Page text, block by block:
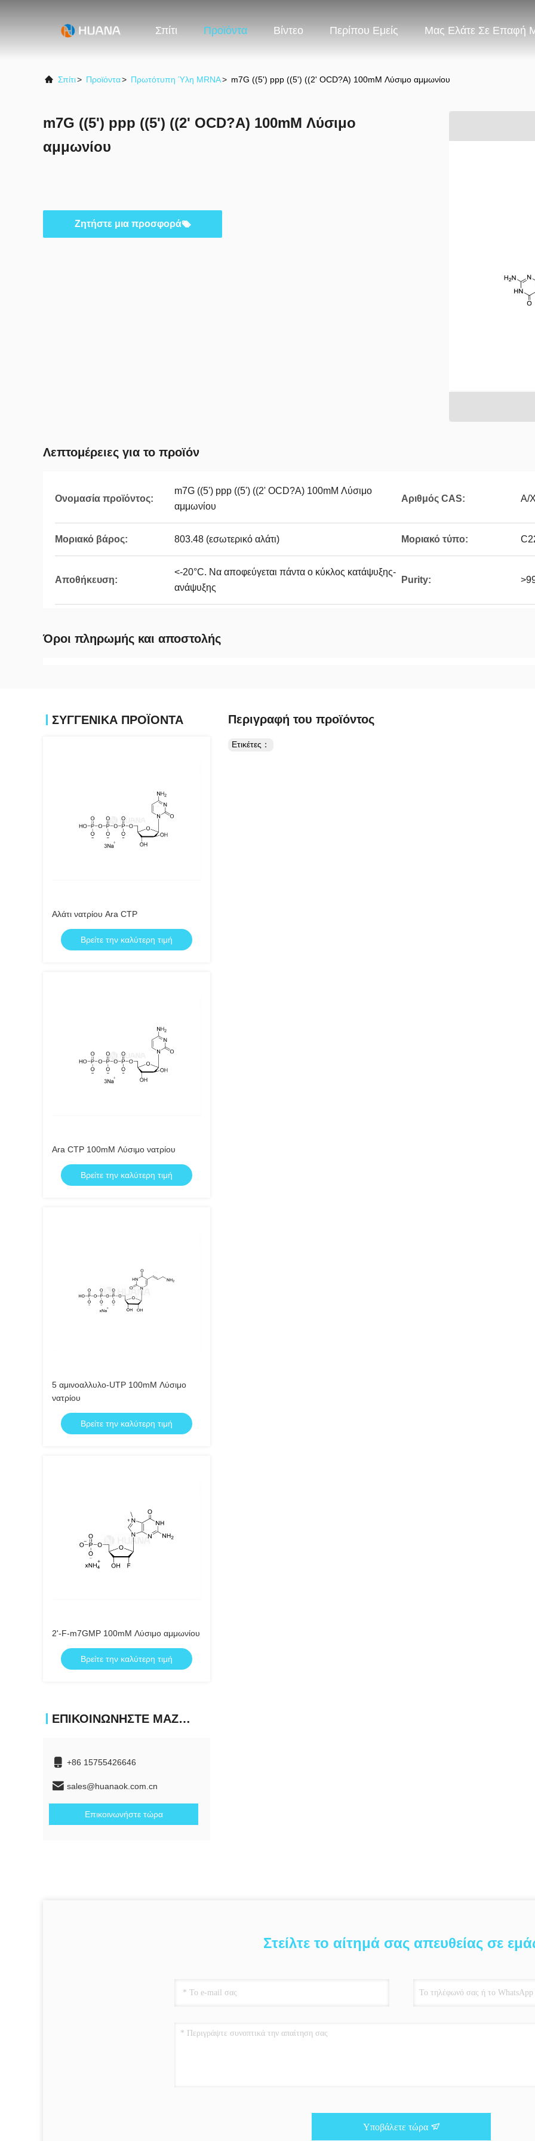
Σπίτι Προϊόντα Βίντεο Περίπου Εμείς Μας Ελάτε Σε Επαφή
Σπίτι> Προϊόντα> Πρωτότυπη Ύλη MRNA> m7G ((5') ppp ((5') ((2' OCD?A) 100mM Λύσιμο αμμωνίου
m7G ((5') ppp ((5') ((2' OCD?A) 100mM Λύσιμο
αμμωνίου
Ζητήστε μια προσφορά
Λεπτομέρειες για το προϊόν
Ονομασία προϊόντος:
m7G ((5') ppp ((5') ((2' OCD?A) 100mM Λύσιμο
αμμωνίου
Αριθμός CAS: Α/
Μοριακό βάρος: 803.48 (εσωτερικό αλάτι) Μοριακό τύπο:
Αποθήκευση:
<-20°C. Να αποφεύγεται πάντα ο κύκλος κατάψυξης-
ανάψυξης
Purity:
Όροι πληρωμής και αποστολής
ΣΥΓΓΕΝΙΚΆ ΠΡΟΪΌΝΤΑ
Αλάτι νατρίου Ara CTP
Βρείτε την καλύτερη τιμή
Ara CTP 100mM Λύσιμο νατρίου
Βρείτε την καλύτερη τιμή
5 αμινοαλλυλο-UTP 100mM Λύσιμο
νατρίου
Βρείτε την καλύτερη τιμή
2'-F-m7GMP 100mM Λύσιμο αμμωνίου
Βρείτε την καλύτερη τιμή
ΕΠΙΚΟΙΝΩΝΉΣΤΕ ΜΑΖΊ ΜΑΣ
+86 15755426646
sales@huanaok.com.cn
Επικοινωνήστε τώρα
Περιγραφή του προϊόντος
Ετικέτες：
Στείλτε το αίτημά σας απευθείας σε
Υποβάλετε τώρα